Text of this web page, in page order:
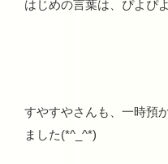
はじめの言葉は、ぴよぴ
すやすやさんも、一時預
ました(*^_^*)